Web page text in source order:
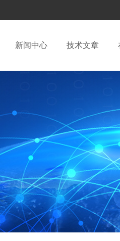
新闻中心 技术文章